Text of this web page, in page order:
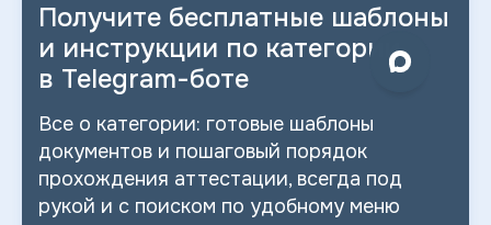
Получите бесплатные шаблоны
и инструкции по категории
в Telegram-боте
Все о категории: готовые шаблоны
документов и пошаговый порядок
прохождения аттестации, всегда под
рукой и с поиском по удобному меню